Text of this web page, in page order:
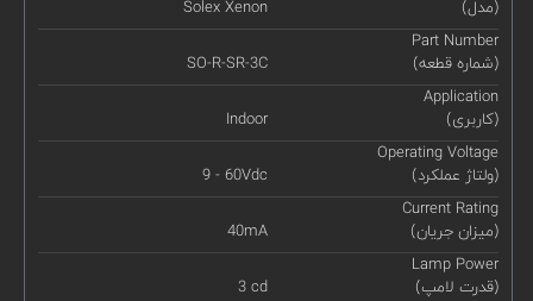
(مدل)
Solex Xenon
Part Number
(شماره قطعه)
SO-R-SR-3C
Application
(کاربری)
Indoor
Operating Voltage
(ولتاژ عملکرد)
9 - 60Vdc
Current Rating
(میزان جریان)
40mA
Lamp Power
(قدرت لامپ)
3 cd